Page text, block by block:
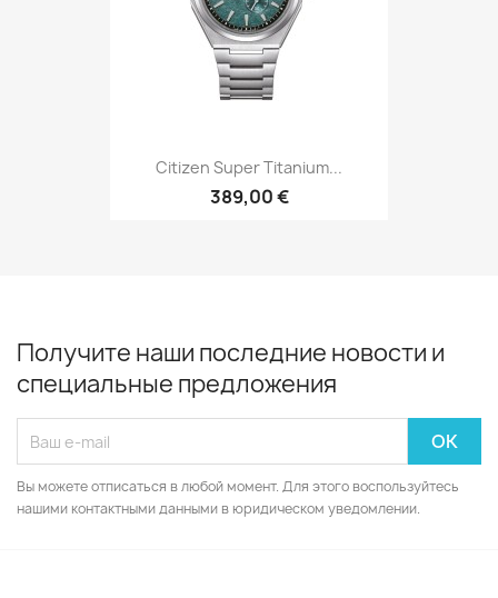
Citizen Super Titanium...
389,00 €
Получите наши последние новости и
специальные предложения
Вы можете отписаться в любой момент. Для этого воспользуйтесь
нашими контактными данными в юридическом уведомлении.